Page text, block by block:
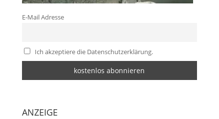
E-Mail Adresse
Ich akzeptiere die Datenschutzerklärung.
ANZEIGE